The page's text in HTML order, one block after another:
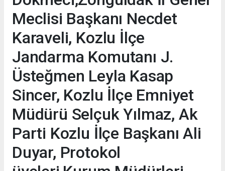
Meclisi Başkanı Necdet
Karaveli, Kozlu İlçe
Jandarma Komutanı J.
Üsteğmen Leyla Kasap
Sincer, Kozlu İlçe Emniyet
Müdürü Selçuk Yılmaz, Ak
Parti Kozlu İlçe Başkanı Ali
Duyar, Protokol